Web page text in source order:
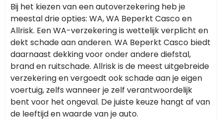
Bij het kiezen van een autoverzekering heb je
meestal drie opties: WA, WA Beperkt Casco en
Allrisk. Een WA-verzekering is wettelijk verplicht en
dekt schade aan anderen. WA Beperkt Casco biedt
daarnaast dekking voor onder andere diefstal,
brand en ruitschade. Allrisk is de meest uitgebreide
verzekering en vergoedt ook schade aan je eigen
voertuig, zelfs wanneer je zelf verantwoordelijk
bent voor het ongeval. De juiste keuze hangt af van
de leeftijd en waarde van je auto.